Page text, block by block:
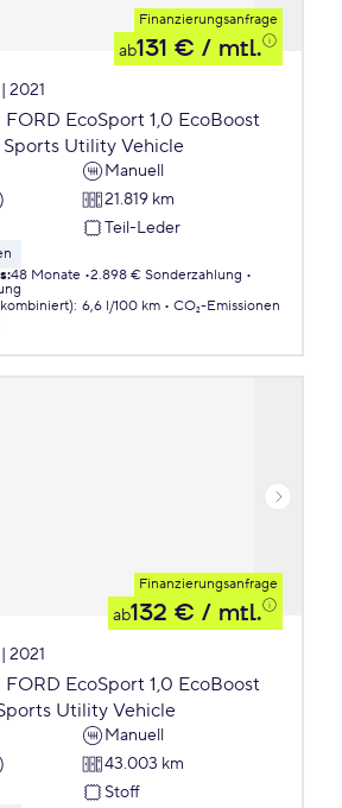
Finanzierungsanfrage
ab131 € / mtl.
2021
FORD EcoSport 1,0 EcoBoost
Utility Vehicle
Manuell
21.819 km
Teil-Leder
:48 Monate 2.898 € Sonderzahlung
: 6,6 l/100 km
CO₂-Emissionen
Finanzierungsanfrage
ab132 € / mtl.
2021
FORD EcoSport 1,0 EcoBoost
Utility Vehicle
Manuell
43.003 km
Stoff